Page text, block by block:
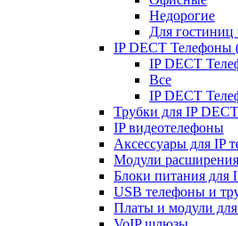
Недорогие
Для гостиниц
IP DECT Телефоны
IP DECT
Все
IP DECT
Трубки для IP
IP видеотелефоны
Аксессуары для IP
Модули
Блоки питания для
USB телефоны и
Платы и модули